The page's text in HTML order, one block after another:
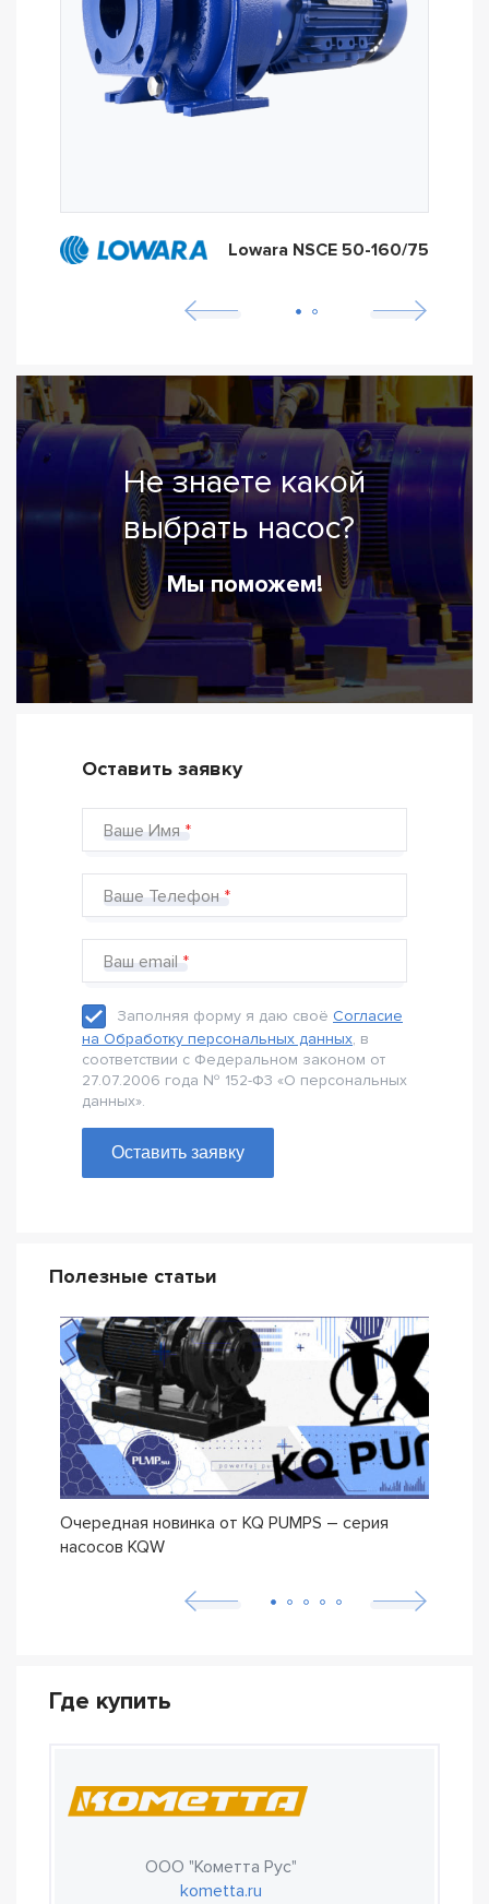
Lowara NSCE 50-160/75
Не знаете какой
выбрать насос?
Мы поможем!
Оставить заявку
Ваше Имя
Ваше Телефон
Ваш email
Заполняя форму я даю своё Согласие
на Обработку персональных данных, в
соответствии с Федеральном законом от
27.07.2006 года № 152-Ф3 «О персональных
данных».
Оставить заявку
Полезные статьи
Очередная новинка от KQ PUMPS – серия
насосов KQW
Где купить
ООО "Кометта Рус"
kometta.ru